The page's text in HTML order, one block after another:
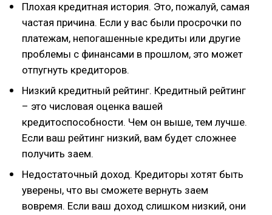
Плохая кредитная история. Это, пожалуй, самая
частая причина. Если у вас были просрочки по
платежам, непогашенные кредиты или другие
проблемы с финансами в прошлом, это может
отпугнуть кредиторов.
Низкий кредитный рейтинг. Кредитный рейтинг
– это числовая оценка вашей
кредитоспособности. Чем он выше, тем лучше.
Если ваш рейтинг низкий, вам будет сложнее
получить заем.
Недостаточный доход. Кредиторы хотят быть
уверены, что вы сможете вернуть заем
вовремя. Если ваш доход слишком низкий, они